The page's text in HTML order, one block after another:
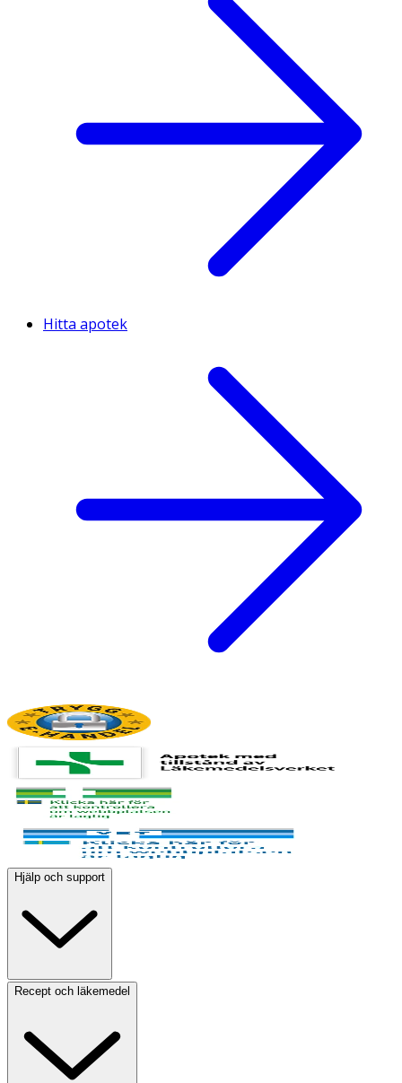
Hitta apotek
Hjälp och support
Recept och läkemedel